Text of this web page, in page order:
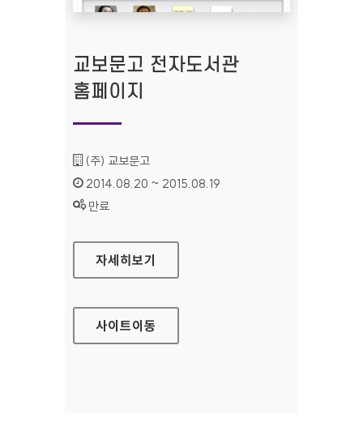
교보문고 전자도서관
홈페이지
기관명 :
(주) 교보문고
인증기간 :
2014.08.20 ~ 2015.08.19
상태 :
만료
교보문고 전자도서관 홈페이지
자세히보기
사이트이동